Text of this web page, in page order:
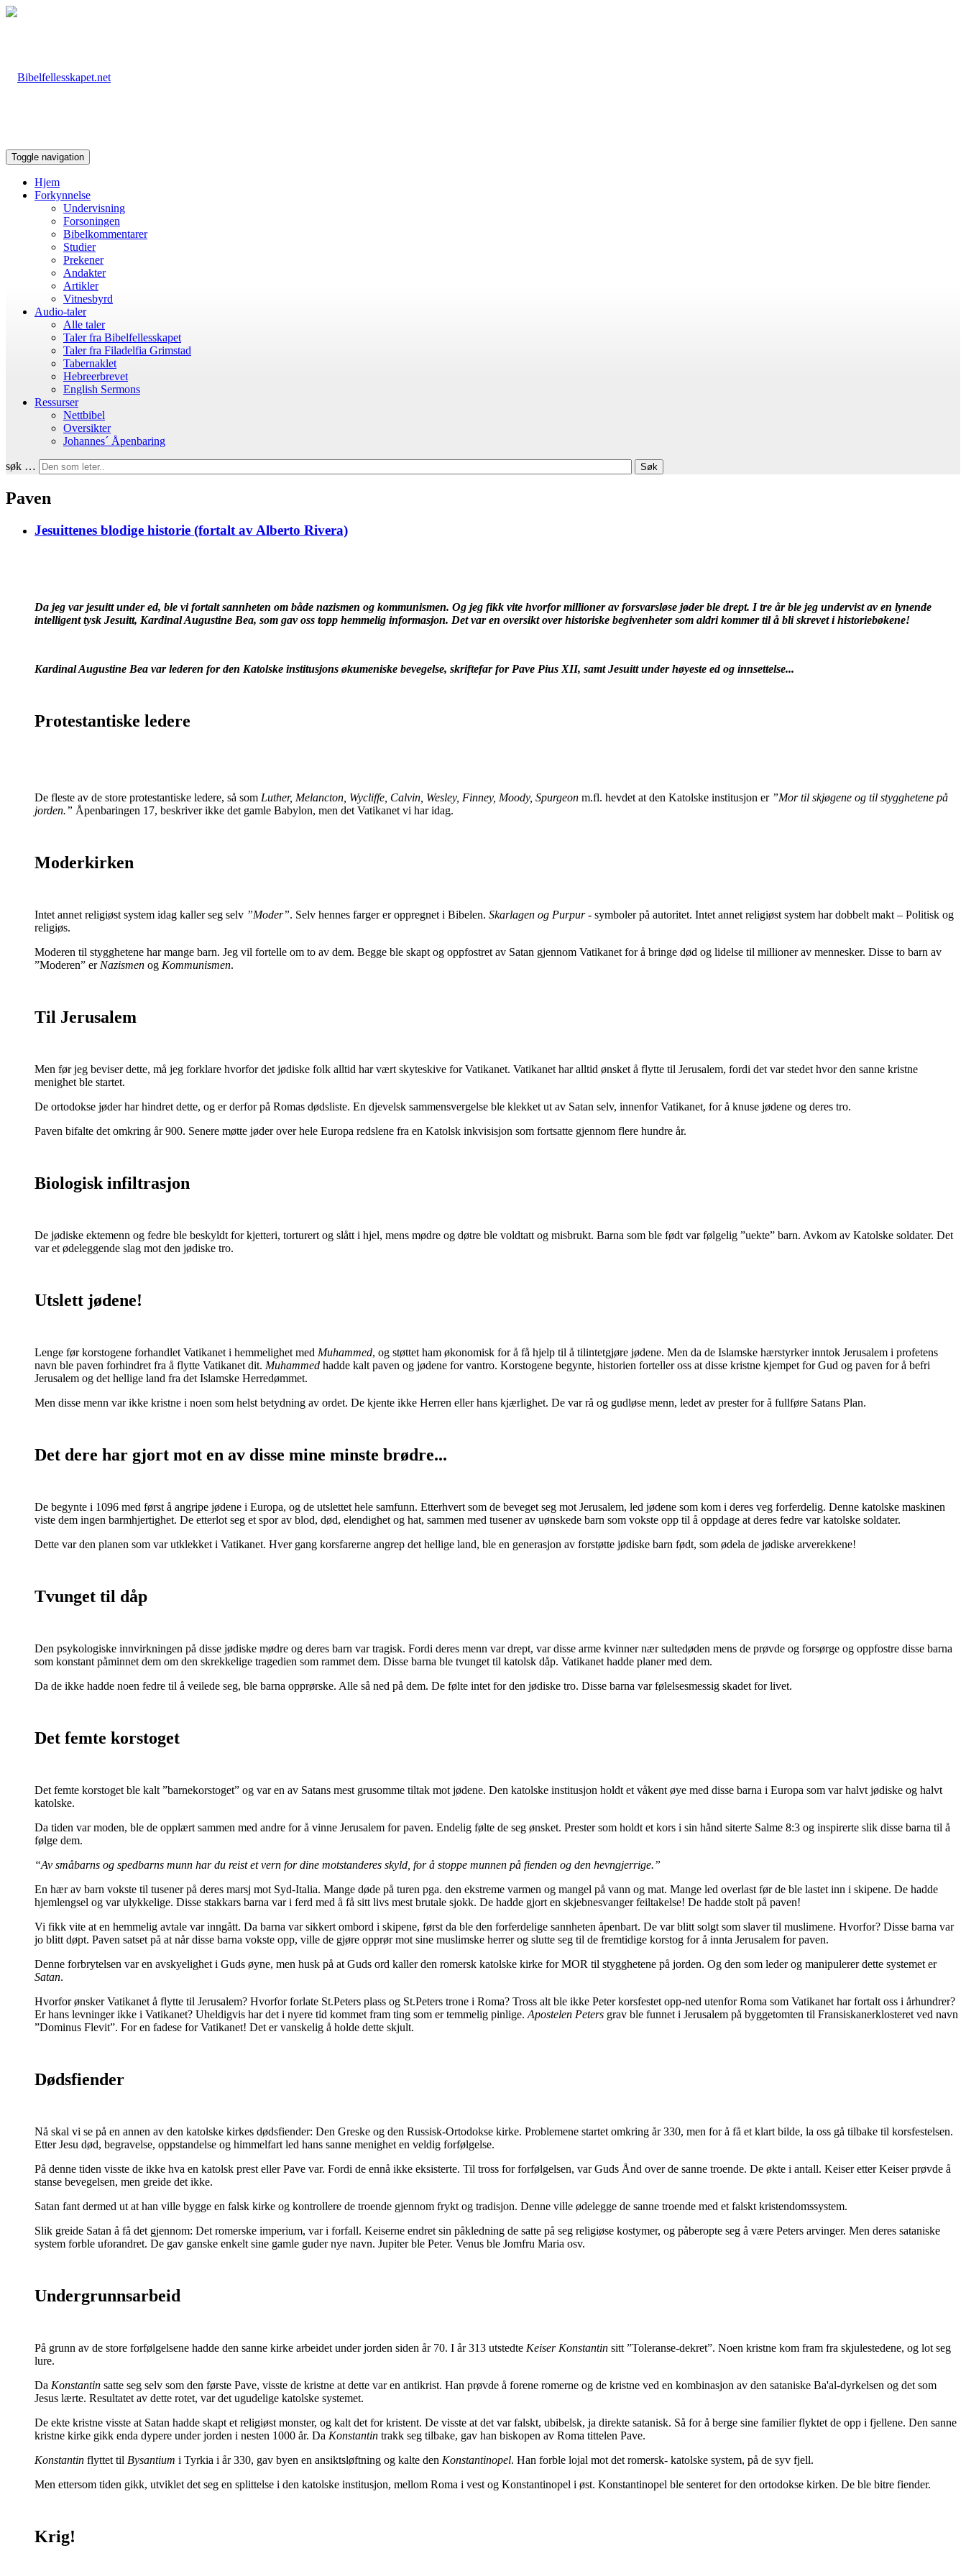
Toggle navigation
Hjem
Forkynnelse
Undervisning
Forsoningen
Bibelkommentarer
Studier
Prekener
Andakter
Artikler
Vitnesbyrd
Audio-taler
Alle taler
Taler fra Bibelfellesskapet
Taler fra Filadelfia Grimstad
Tabernaklet
Hebreerbrevet
English Sermons
Ressurser
Nettbibel
Oversikter
Johannes´ Åpenbaring
søk … Søk
Paven
Jesuittenes blodige historie (fortalt av Alberto Rivera)
Da jeg var jesuitt under ed, ble vi fortalt sannheten om både nazismen og kommunismen. Og jeg fikk vite hvorfor millioner av forsvarsløse jøder ble drept. I tre år ble jeg undervist av en lynende
intelligent tysk Jesuitt, Kardinal Augustine Bea, som gav oss topp hemmelig informasjon. Det var en oversikt over historiske begivenheter som aldri kommer til å bli skrevet i historiebøkene!
Kardinal Augustine Bea var lederen for den Katolske institusjons økumeniske bevegelse, skriftefar for Pave Pius XII, samt Jesuitt under høyeste ed og innsettelse...
Protestantiske ledere
De fleste av de store protestantiske ledere, så som Luther, Melancton, Wycliffe, Calvin, Wesley, Finney, Moody, Spurgeon m.fl. hevdet at den Katolske institusjon er ”Mor til skjøgene og til stygghetene på
jorden.” Åpenbaringen 17, beskriver ikke det gamle Babylon, men det Vatikanet vi har idag.
Moderkirken
Intet annet religiøst system idag kaller seg selv ”Moder”. Selv hennes farger er oppregnet i Bibelen. Skarlagen og Purpur- symboler på autoritet. Intet annet religiøst system har dobbelt makt – Politisk og
religiøs.
Moderen til stygghetene har mange barn. Jeg vil fortelle om to av dem. Begge ble skapt og oppfostret av Satan gjennom Vatikanet for å bringe død og lidelse til millioner av mennesker. Disse to barn av
”Moderen” er Nazismen og Kommunismen.
Til Jerusalem
Men før jeg beviser dette, må jeg forklare hvorfor det jødiske folk alltid har vært skyteskive for Vatikanet. Vatikanet har alltid ønsket å flytte til Jerusalem, fordi det var stedet hvor den sanne kristne
menighet ble startet.
De ortodokse jøder har hindret dette, og er derfor på Romas dødsliste. En djevelsk sammensvergelse ble klekket ut av Satan selv, innenfor Vatikanet, for å knuse jødene og deres tro.
Paven bifalte det omkring år 900. Senere møtte jøder over hele Europa redslene fra en Katolsk inkvisisjon som fortsatte gjennom flere hundre år.
Biologisk infiltrasjon
De jødiske ektemenn og fedre ble beskyldt for kjetteri, torturert og slått i hjel, mens mødre og døtre ble voldtatt og misbrukt. Barna som ble født var følgelig ”uekte” barn. Avkom av Katolske soldater. Det
var et ødeleggende slag mot den jødiske tro.
Utslett jødene!
Lenge før korstogene forhandlet Vatikanet i hemmelighet med Muhammed, og støttet ham økonomisk for å få hjelp til å tilintetgjøre jødene. Men da de Islamske hærstyrker inntok Jerusalem i profetens
navn ble paven forhindret fra å flytte Vatikanet dit. Muhammed hadde kalt paven og jødene for vantro. Korstogene begynte, historien forteller oss at disse kristne kjempet for Gud og paven for å befri
Jerusalem og det hellige land fra det Islamske Herredømmet.
Men disse menn var ikke kristne i noen som helst betydning av ordet. De kjente ikke Herren eller hans kjærlighet. De var rå og gudløse menn, ledet av prester for å fullføre Satans Plan.
Det dere har gjort mot en av disse mine minste brødre...
De begynte i 1096 med først å angripe jødene i Europa, og de utslettet hele samfunn. Etterhvert som de beveget seg mot Jerusalem, led jødene som kom i deres veg forferdelig. Denne katolske maskinen
viste dem ingen barmhjertighet. De etterlot seg et spor av blod, død, elendighet og hat, sammen med tusener av uønskede barn som vokste opp til å oppdage at deres fedre var katolske soldater.
Dette var den planen som var utklekket i Vatikanet. Hver gang korsfarerne angrep det hellige land, ble en generasjon av forstøtte jødiske barn født, som ødela de jødiske arverekkene!
Tvunget til dåp
Den psykologiske innvirkningen på disse jødiske mødre og deres barn var tragisk. Fordi deres menn var drept, var disse arme kvinner nær sultedøden mens de prøvde og forsørge og oppfostre disse barna
som konstant påminnet dem om den skrekkelige tragedien som rammet dem. Disse barna ble tvunget til katolsk dåp. Vatikanet hadde planer med dem.
Da de ikke hadde noen fedre til å veilede seg, ble barna opprørske. Alle så ned på dem. De følte intet for den jødiske tro. Disse barna var følelsesmessig skadet for livet.
Det femte korstoget
Det femte korstoget ble kalt ”barnekorstoget” og var en av Satans mest grusomme tiltak mot jødene. Den katolske institusjon holdt et våkent øye med disse barna i Europa som var halvt jødiske og halvt
katolske.
Da tiden var moden, ble de opplært sammen med andre for å vinne Jerusalem for paven. Endelig følte de seg ønsket. Prester som holdt et kors i sin hånd siterte Salme 8:3 og inspirerte slik disse barna til å
følge dem.
“Av småbarns og spedbarns munn har du reist et vern for dine motstanderes skyld, for å stoppe munnen på fienden og den hevngjerrige.”
En hær av barn vokste til tusener på deres marsj mot Syd-Italia. Mange døde på turen pga. den ekstreme varmen og mangel på vann og mat. Mange led overlast før de ble lastet inn i skipene. De hadde
hjemlengsel og var ulykkelige. Disse stakkars barna var i ferd med å få sitt livs mest brutale sjokk. De hadde gjort en skjebnesvanger feiltakelse! De hadde stolt på paven!
Vi fikk vite at en hemmelig avtale var inngått. Da barna var sikkert ombord i skipene, først da ble den forferdelige sannheten åpenbart. De var blitt solgt som slaver til muslimene. Hvorfor? Disse barna var
jo blitt døpt. Paven satset på at når disse barna vokste opp, ville de gjøre opprør mot sine muslimske herrer og slutte seg til de fremtidige korstog for å innta Jerusalem for paven.
Denne forbrytelsen var en avskyelighet i Guds øyne, men husk på at Guds ord kaller den romersk katolske kirke for MOR til stygghetene på jorden. Og den som leder og manipulerer dette systemet er
Satan.
Hvorfor ønsker Vatikanet å flytte til Jerusalem? Hvorfor forlate St.Peters plass og St.Peters trone i Roma? Tross alt ble ikke Peter korsfestet opp-ned utenfor Roma som Vatikanet har fortalt oss i århundrer?
Er hans levninger ikke i Vatikanet? Uheldigvis har det i nyere tid kommet fram ting som er temmelig pinlige. Apostelen Peters grav ble funnet i Jerusalem på byggetomten til Fransiskanerklosteret ved navn
”Dominus Flevit”. For en fadese for Vatikanet! Det er vanskelig å holde dette skjult.
Dødsfiender
Nå skal vi se på en annen av den katolske kirkes dødsfiender: Den Greske og den Russisk-Ortodokse kirke. Problemene startet omkring år 330, men for å få et klart bilde, la oss gå tilbake til korsfestelsen.
Etter Jesu død, begravelse, oppstandelse og himmelfart led hans sanne menighet en veldig forfølgelse.
På denne tiden visste de ikke hva en katolsk prest eller Pave var. Fordi de ennå ikke eksisterte. Til tross for forfølgelsen, var Guds Ånd over de sanne troende. De økte i antall. Keiser etter Keiser prøvde å
stanse bevegelsen, men greide det ikke.
Satan fant dermed ut at han ville bygge en falsk kirke og kontrollere de troende gjennom frykt og tradisjon. Denne ville ødelegge de sanne troende med et falskt kristendomssystem.
Slik greide Satan å få det gjennom: Det romerske imperium, var i forfall. Keiserne endret sin påkledning de satte på seg religiøse kostymer, og påberopte seg å være Peters arvinger. Men deres sataniske
system forble uforandret. De gav ganske enkelt sine gamle guder nye navn. Jupiter ble Peter. Venus ble Jomfru Maria osv.
Undergrunnsarbeid
På grunn av de store forfølgelsene hadde den sanne kirke arbeidet under jorden siden år 70. I år 313 utstedte Keiser Konstantin sitt ”Toleranse-dekret”. Noen kristne kom fram fra skjulestedene, og lot seg
lure.
Da Konstantin satte seg selv som den første Pave, visste de kristne at dette var en antikrist. Han prøvde å forene romerne og de kristne ved en kombinasjon av den sataniske Ba'al-dyrkelsen og det som
Jesus lærte. Resultatet av dette rotet, var det ugudelige katolske systemet.
De ekte kristne visste at Satan hadde skapt et religiøst monster, og kalt det for kristent. De visste at det var falskt, ubibelsk, ja direkte satanisk. Så for å berge sine familier flyktet de opp i fjellene. Den sanne
kristne kirke gikk enda dypere under jorden i nesten 1000 år. Da Konstantin trakk seg tilbake, gav han biskopen av Roma tittelen Pave.
Konstantin flyttet til Bysantium i Tyrkia i år 330, gav byen en ansiktsløftning og kalte den Konstantinopel. Han forble lojal mot det romersk- katolske system, på de syv fjell.
Men ettersom tiden gikk, utviklet det seg en splittelse i den katolske institusjon, mellom Roma i vest og Konstantinopel i øst. Konstantinopel ble senteret for den ortodokse kirken. De ble bitre fiender.
Krig!